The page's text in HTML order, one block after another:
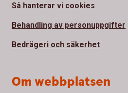
Så hanterar vi cookies
Behandling av personuppgifter
Bedrägeri och säkerhet
Om webbplatsen